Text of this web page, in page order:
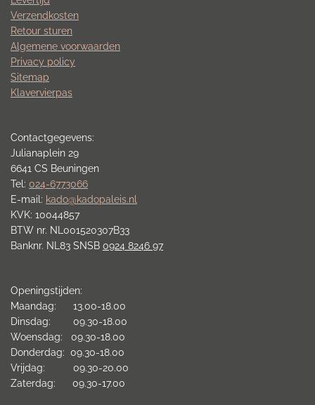
Verzendkosten
Retour sturen
Algemene voorwaarden
Privacy policy
Sitemap
Klavervierpas
Contactgegevens:
Julianaplein 29
6641 CS Beuningen
Tel: 024-6773066
E-mail: kado@kadopaleis.nl
KVK: 10044857
BTW nr. NL001520307B33
Banknr. NL83 SNSB 0924 8246 97
Openingstijden:
Maandag: 13.00-18.00
Dinsdag: 09.30-18.00
Woensdag: 09.30-18.00
Donderdag: 09.30-18.00
Vrijdag: 09.30-20.00
Zaterdag: 09.30-17.00